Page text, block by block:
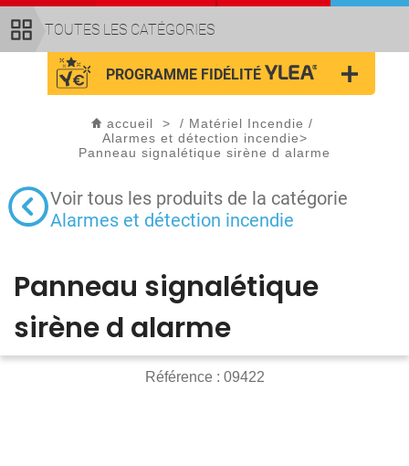
TOUTES LES CATÉGORIES
PROGRAMME FIDÉLITÉ
accueil > / Matériel Incendie /
Alarmes et détection incendie>
Panneau signalétique sirène d alarme
Voir tous les produits de la catégorie
Alarmes et détection incendie
Panneau signalétique
sirène d alarme
Référence : 09422